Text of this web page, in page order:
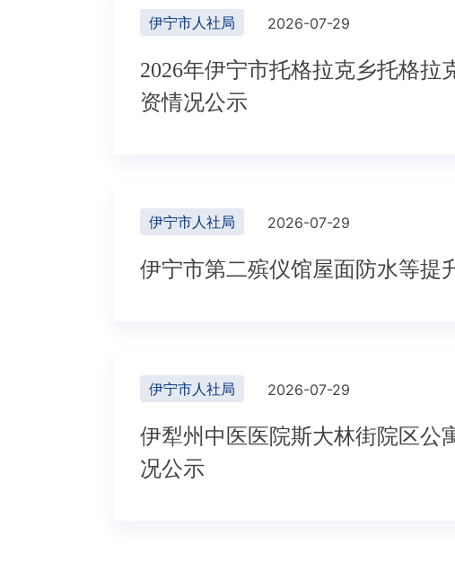
伊宁市人社局 2026-07-29
2026年伊宁市托格拉克乡托格
资情况公示
伊宁市人社局 2026-07-29
伊宁市第二殡仪馆屋面防水等提
伊宁市人社局 2026-07-29
伊犁州中医医院斯大林街院区公
况公示